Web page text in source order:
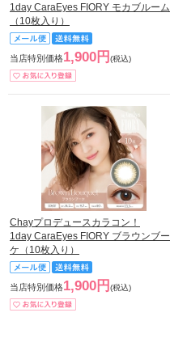
1day CaraEyes FIORY モカブルーム
（10枚入り）
当店特別価格1,900円 (税込)
Chayプロデュースカラコン！
1day CaraEyes FIORY ブラウンブー
ケ（10枚入り）
当店特別価格1,900円 (税込)